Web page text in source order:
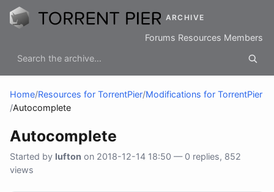
ARCHIVE
Forums Resources Members
Home/Resources for TorrentPier/Modifications for TorrentPier
/Autocomplete
Autocomplete
Started by lufton on 2018-12-14 18:50 — 0 replies, 852
views